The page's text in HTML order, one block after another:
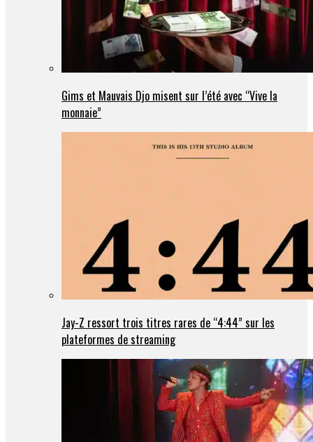
Gims et Mauvais Djo misent sur l’été avec “Vive la
monnaie”
Jay-Z ressort trois titres rares de “4:44” sur les
plateformes de streaming